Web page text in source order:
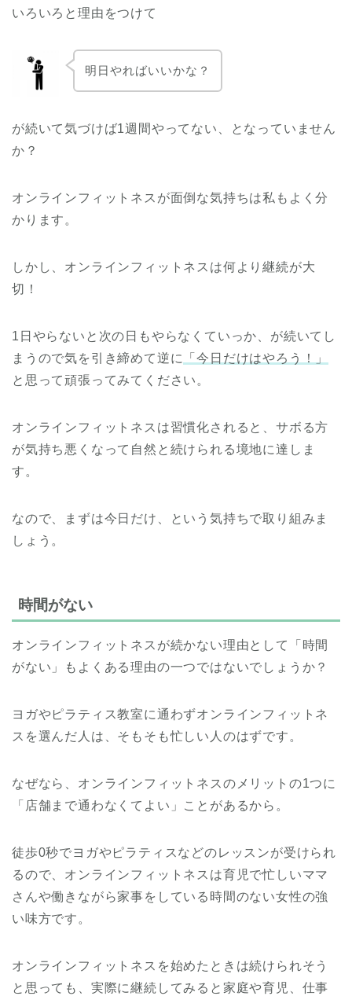
いろいろと理由をつけて
明日やればいいかな？
が続いて気づけば1週間やってない、となっていません
か？
オンラインフィットネスが面倒な気持ちは私もよく分
かります。
しかし、オンラインフィットネスは何より継続が大
切！
1日やらないと次の日もやらなくていっか、が続いてし
まうので気を引き締めて逆に
「今日だけはやろう！」
と思って頑張ってみてください。
オンラインフィットネスは習慣化されると、サボる方
が気持ち悪くなって自然と続けられる境地に達しま
す。
なので、まずは今日だけ、という気持ちで取り組みま
しょう。
時間がない
オンラインフィットネスが続かない理由として「時間
がない」もよくある理由の一つではないでしょうか？
ヨガやピラティス教室に通わずオンラインフィットネ
スを選んだ人は、そもそも忙しい人のはずです。
なぜなら、オンラインフィットネスのメリットの1つに
「店舗まで通わなくてよい」ことがあるから。
徒歩0秒でヨガやピラティスなどのレッスンが受けられ
るので、オンラインフィットネスは育児で忙しいママ
さんや働きながら家事をしている時間のない女性の強
い味方です。
オンラインフィットネスを始めたときは続けられそう
と思っても、実際に継続してみると家庭や育児、仕事